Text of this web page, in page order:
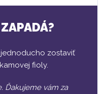
zostaviť
fioly.
Ďakujeme vám za